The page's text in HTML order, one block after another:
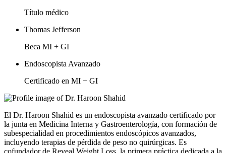
Título médico
Thomas Jefferson
Beca MI + GI
Endoscopista Avanzado
Certificado en MI + GI
El Dr. Haroon Shahid es un endoscopista avanzado certificado por
la junta en Medicina Interna y Gastroenterología, con formación de
subespecialidad en procedimientos endoscópicos avanzados,
incluyendo terapias de pérdida de peso no quirúrgicas. Es
cofundador de Reveal Weight Loss, la primera práctica dedicada a la